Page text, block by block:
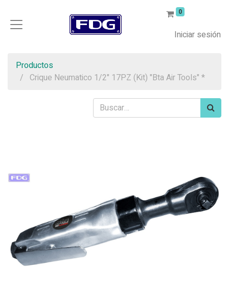
0
Iniciar sesión
Productos
Crique Neumatico 1/2" 17PZ (Kit) "Bta Air Tools" *